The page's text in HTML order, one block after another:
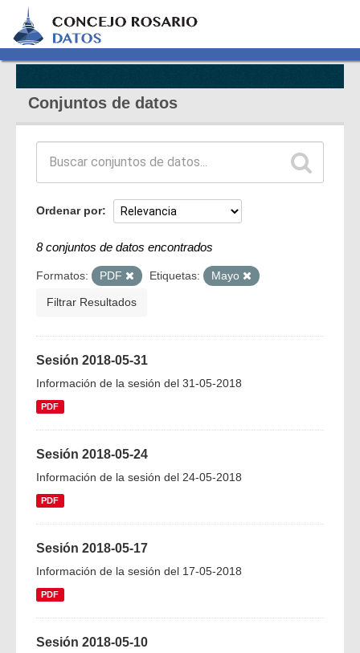
Conjuntos de datos
Ordenar por
8 conjuntos de datos encontrados
Formatos: PDF Etiquetas: Mayo
Filtrar Resultados
Sesión 2018-05-31
Información de la sesión del 31-05-2018
PDF
Sesión 2018-05-24
Información de la sesión del 24-05-2018
PDF
Sesión 2018-05-17
Información de la sesión del 17-05-2018
PDF
Sesión 2018-05-10